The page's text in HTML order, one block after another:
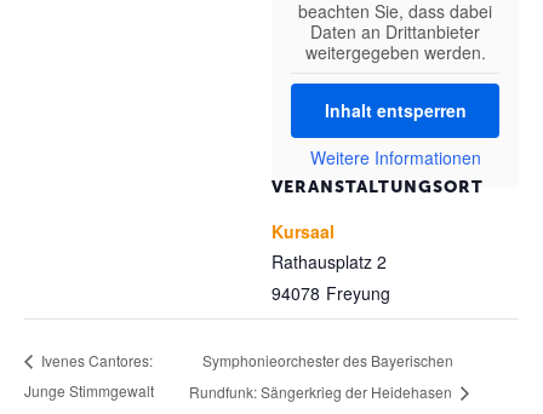
VERANSTALTUNGSORT
Kursaal
Rathausplatz 2
Freyung
94078
beachten Sie, dass dabei
Daten an Drittanbieter
weitergegeben werden.
Inhalt entsperren
Weitere Informationen
Ivenes Cantores:
Junge Stimmgewalt
Symphonieorchester des Bayerischen
Rundfunk: Sängerkrieg der Heidehasen